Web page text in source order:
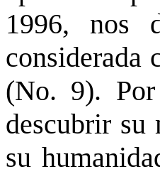
1996, nos
considerada
(No. 9).
descubrir
su